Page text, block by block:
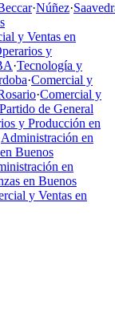
·Núñez·
y Ventas en
y
·Tecnología y
·Comercial y
·Comercial y
de General
y Producción en
Administración en
Buenos
en
en Buenos
y Ventas en